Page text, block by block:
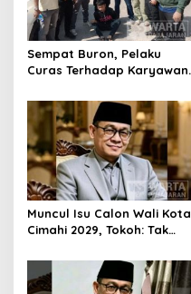
Sempat Buron, Pelaku
Curas Terhadap Karyawan
Ditangkap Polisi
Muncul Isu Calon Wali Kota
Cimahi 2029, Tokoh: Tak
Legitimasi Parpol